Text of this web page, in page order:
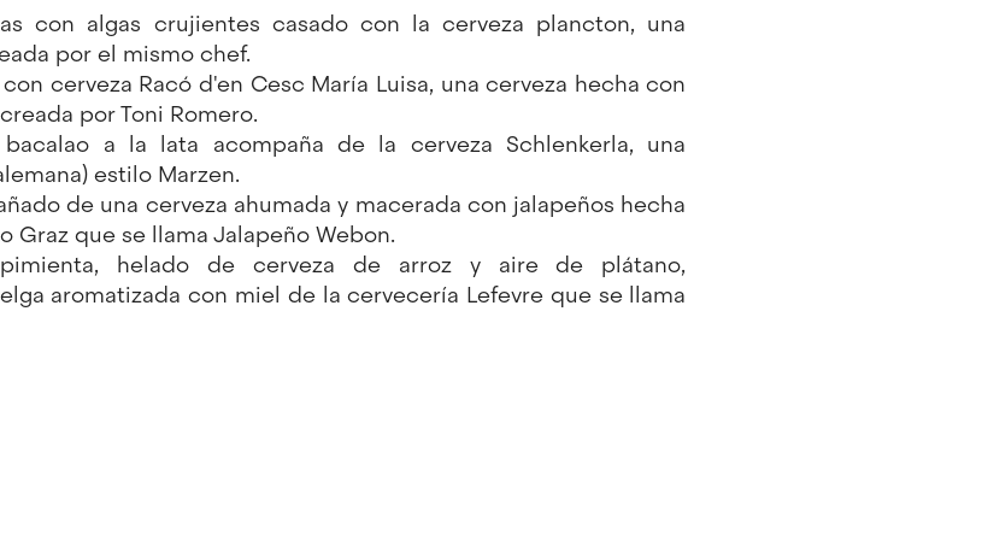
con algas crujientes casado con la cerveza plancton, una
por el mismo chef.
cerveza Racó d'en Cesc María Luisa, una cerveza hecha con
por Toni Romero.
a la lata acompaña de la cerveza Schlenkerla, una
estilo Marzen.
de una cerveza ahumada y macerada con jalapeños hecha
Graz que se llama Jalapeño Webon.
helado de cerveza de arroz y aire de plátano,
aromatizada con miel de la cervecería Lefevre que se llama